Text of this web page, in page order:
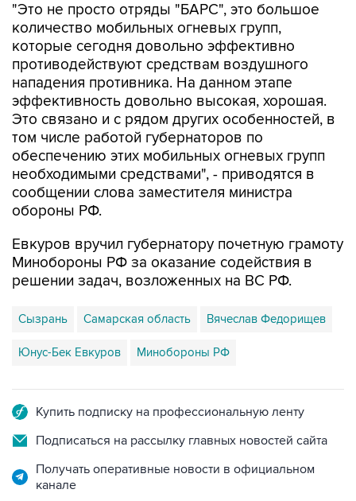
"Это не просто отряды "БАРС", это большое
количество мобильных огневых групп,
которые сегодня довольно эффективно
противодействуют средствам воздушного
нападения противника. На данном этапе
эффективность довольно высокая, хорошая.
Это связано и с рядом других особенностей, в
том числе работой губернаторов по
обеспечению этих мобильных огневых групп
необходимыми средствами", - приводятся в
сообщении слова заместителя министра
обороны РФ.
Евкуров вручил губернатору почетную грамоту
Минобороны РФ за оказание содействия в
решении задач, возложенных на ВС РФ.
Сызрань Самарская область Вячеслав Федорищев
Юнус-Бек Евкуров Минобороны РФ
Купить подписку на профессиональную ленту
Подписаться на рассылку главных новостей сайта
Получать оперативные новости в официальном
канале